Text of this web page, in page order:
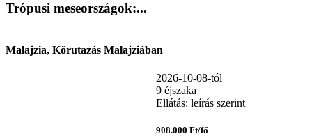
Trópusi meseországok:...
Malajzia, Körutazás Malajziában
2026-10-08-tól
9 éjszaka
Ellátás: leírás szerint
908.000 Ft/fő